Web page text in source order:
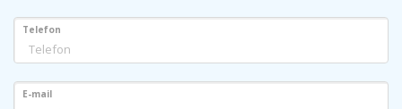
Telefon
E-mail